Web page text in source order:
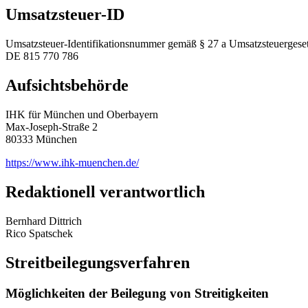
Umsatzsteuer-ID
Umsatzsteuer-Identifikationsnummer gemäß § 27 a
DE 815 770 786
Aufsichtsbehörde
IHK für München und Oberbayern
Max-Joseph-Straße 2
‎80333 München
https://www.ihk-muenchen.de/
Redaktionell verantwortlich
Bernhard Dittrich
Rico Spatschek
Streitbeilegungsverfahren
Möglichkeiten der Beilegung von Streitigkeiten